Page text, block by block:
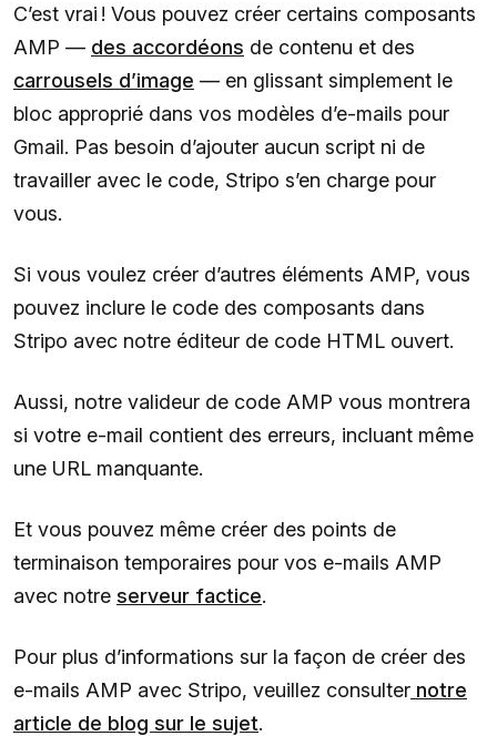
C’est vrai ! Vous pouvez créer certains composants
AMP — des accordéons de contenu et des
carrousels d’image — en glissant simplement le
bloc approprié dans vos modèles d’e-mails pour
Gmail. Pas besoin d’ajouter aucun script ni de
travailler avec le code, Stripo s’en charge pour
vous.
Si vous voulez créer d’autres éléments AMP, vous
pouvez inclure le code des composants dans
Stripo avec notre éditeur de code HTML ouvert.
Aussi, notre valideur de code AMP vous montrera
si votre e-mail contient des erreurs, incluant même
une URL manquante.
Et vous pouvez même créer des points de
terminaison temporaires pour vos e-mails AMP
avec notre serveur factice.
Pour plus d’informations sur la façon de créer des
e-mails AMP avec Stripo, veuillez consulter notre
article de blog sur le sujet.